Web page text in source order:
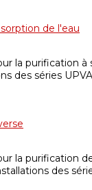
de l'eau
la purification à
des séries
la purification
des